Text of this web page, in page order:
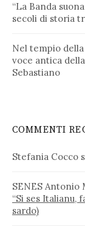
“La Banda
secoli di storia
Nel tempio
voce antica
Sebastiano
COMMENTI
Stefania Cocco
SENES Antonio
“Si ses Italianu,
sardo)